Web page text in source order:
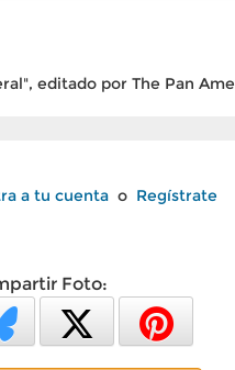
editado por The Pan
a tu cuenta o Regístrate
Foto: